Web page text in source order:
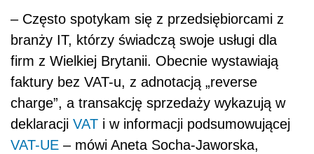
– Często spotykam się z przedsiębiorcami z
branży IT, którzy świadczą swoje usługi dla
firm z Wielkiej Brytanii. Obecnie wystawiają
faktury bez VAT-u, z adnotacją „reverse
charge”, a transakcję sprzedaży wykazują w
deklaracji VAT i w informacji podsumowującej
VAT-UE – mówi Aneta Socha-Jaworska,